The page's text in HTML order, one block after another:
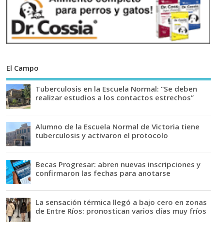
El Campo
Tuberculosis en la Escuela Normal: “Se deben
realizar estudios a los contactos estrechos”
Alumno de la Escuela Normal de Victoria tiene
tuberculosis y activaron el protocolo
Becas Progresar: abren nuevas inscripciones y
confirmaron las fechas para anotarse
La sensación térmica llegó a bajo cero en zonas
de Entre Ríos: pronostican varios días muy fríos